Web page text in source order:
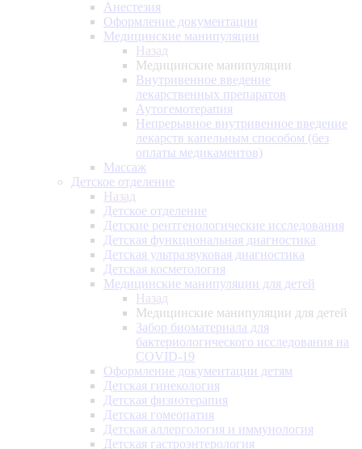
Анестезия
Оформление документации
Медицинские манипуляции
Назад
Медицинские манипуляции
Внутривенное введение
лекарственных препаратов
Аутогемотерапия
Непрерывное внутривенное введение
лекарств капельным способом (без
оплаты медикаментов)
Массаж
Детское отделение
Назад
Детское отделение
Детские рентгенологические исследования
Детская функциональная диагностика
Детская ультразвуковая диагностика
Детская косметология
Медицинские манипуляции для детей
Назад
Медицинские манипуляции для детей
Забор биоматериала для
бактериологического исследования на
COVID-19
Оформление документации детям
Детская гинекология
Детская физиотерапия
Детская гомеопатия
Детская аллергология и иммунология
Детская гастроэнтерология